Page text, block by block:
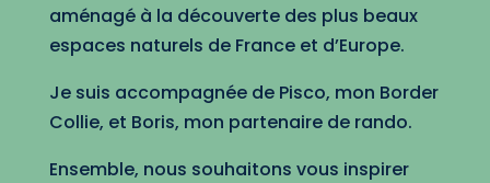
aménagé à la découverte des plus beaux
espaces naturels de France et d’Europe.
Je suis accompagnée de Pisco, mon Border
Collie, et Boris, mon partenaire de rando.
Ensemble, nous souhaitons vous inspirer